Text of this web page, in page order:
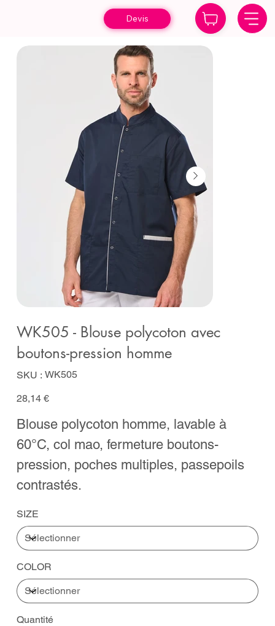
Devis
WK505 - Blouse polycoton avec
boutons-pression homme
SKU : SKU
WK505
WK505
Prix
28,14 €
Blouse polycoton homme, lavable à
60°C, col mao, fermeture boutons-
pression, poches multiples, passepoils
contrastés.
SIZE
COLOR
Quantité